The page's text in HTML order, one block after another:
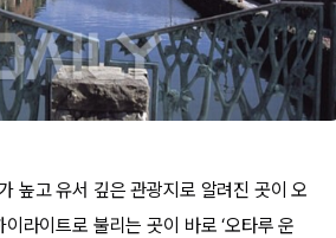
높고 유서 깊은 관광지로 알려진 곳이 오
라이트로 불리는 곳이 바로 ‘오타루 운